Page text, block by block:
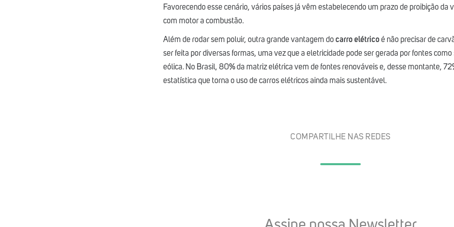
Favorecendo esse cenário, vários países já vêm estabelecendo um prazo de proibição da
com motor a combustão.
Além de rodar sem poluir, outra grande vantagem docarro elétricoé não precisar de
ser feita por diversas formas, uma vez que a eletricidade pode ser gerada por fontes
eólica. No Brasil, 80% da matriz elétrica vem de fontes renováveis e, desse montante,
estatística que torna o uso de carros elétricos ainda mais sustentável.
COMPARTILHE NAS REDES